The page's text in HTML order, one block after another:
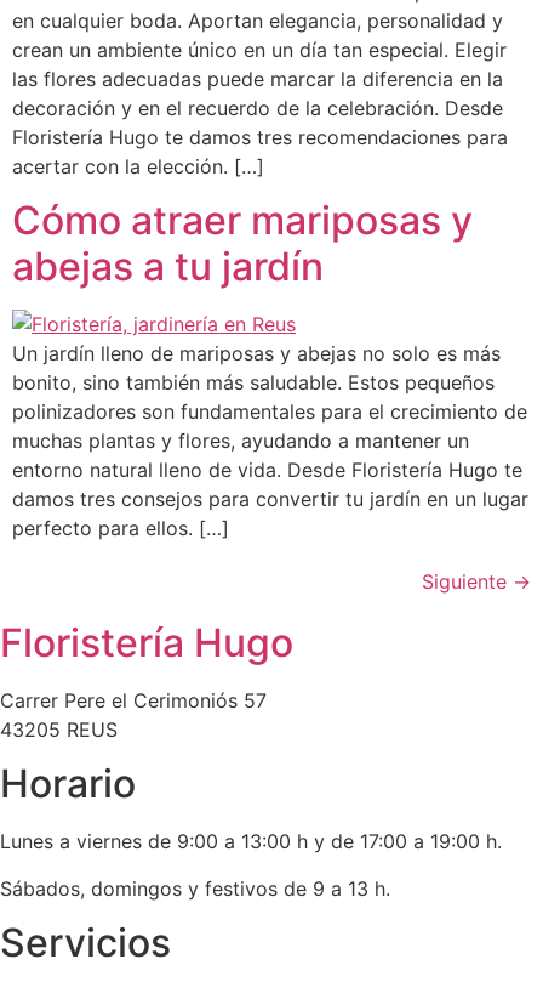
en cualquier boda. Aportan elegancia, personalidad y
crean un ambiente único en un día tan especial. Elegir
las flores adecuadas puede marcar la diferencia en la
decoración y en el recuerdo de la celebración. Desde
Floristería Hugo te damos tres recomendaciones para
acertar con la elección. […]
Cómo atraer mariposas y
abejas a tu jardín
Un jardín lleno de mariposas y abejas no solo es más
bonito, sino también más saludable. Estos pequeños
polinizadores son fundamentales para el crecimiento de
muchas plantas y flores, ayudando a mantener un
entorno natural lleno de vida. Desde Floristería Hugo te
damos tres consejos para convertir tu jardín en un lugar
perfecto para ellos. […]
Siguiente →
Floristería Hugo
Carrer Pere el Cerimoniós 57
43205 REUS
Horario
Lunes a viernes de 9:00 a 13:00 h y de 17:00 a 19:00 h.
Sábados, domingos y festivos de 9 a 13 h.
Servicios